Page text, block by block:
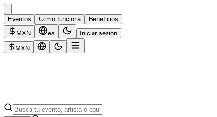
Eventos Cómo funciona
Beneficios
MXN
es Iniciar sesión
MXN